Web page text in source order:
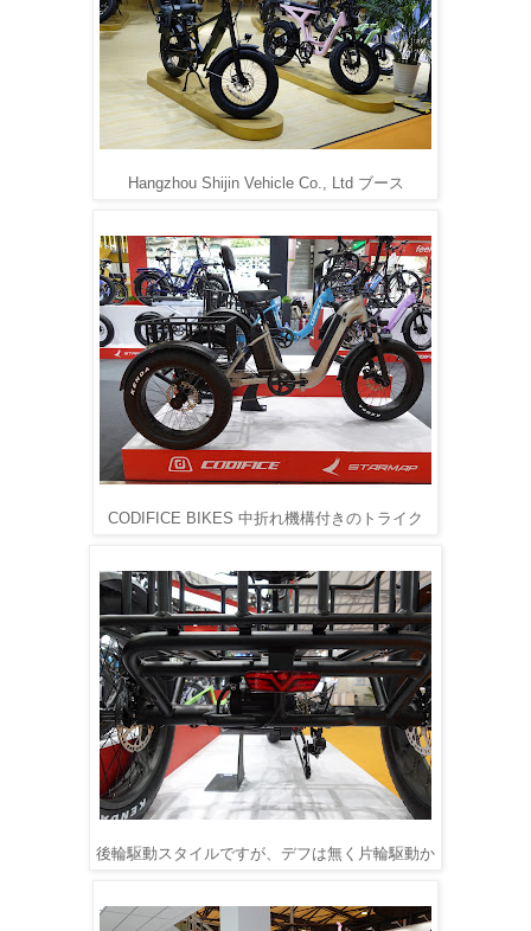
Hangzhou Shijin Vehicle Co., Ltd ブース
CODIFICE BIKES 中折れ機構付きのトライク
後輪駆動スタイルですが、デフは無く片輪駆動か